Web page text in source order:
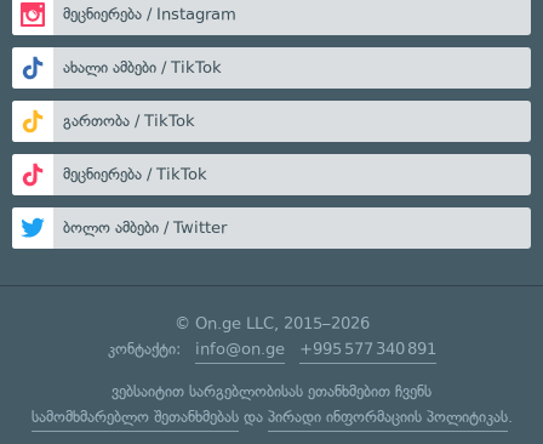
მეცნიერება / Instagram
ახალი ამბები / TikTok
გართობა / TikTok
მეცნიერება / TikTok
ბოლო ამბები / Twitter
© On.ge LLC, 2015–2026
კონტაქტი: info@on.ge +995 577 340 891
ვებსაიტით სარგებლობისას ეთანხმებით ჩვენს
სამომხმარებლო შეთანხმებასდა პირადი ინფორმაციის პოლიტიკას.